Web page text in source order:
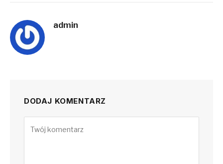
admin
DODAJ KOMENTARZ